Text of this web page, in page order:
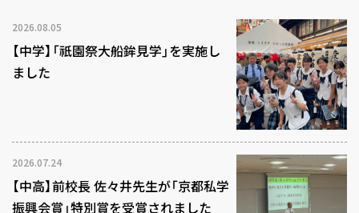
2026.08.05
【中学】「祇園祭大船鉾見学」を実施し
ました
2026.07.24
【中高】前校長 佐々井先生が「京都私学
振興会賞」特別賞を受賞されました